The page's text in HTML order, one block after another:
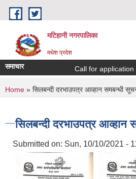
Skip to main content
मटिहानी नगरपालिका
मधेश प्रदेश
समाचार Call for application
You are here
Home » सिलबन्दी दरभाउपत्र आव्हान समबन्धी
सिलबन्दी दरभाउपत्र आव्हान
Submitted on: Sun, 10/10/2021 -